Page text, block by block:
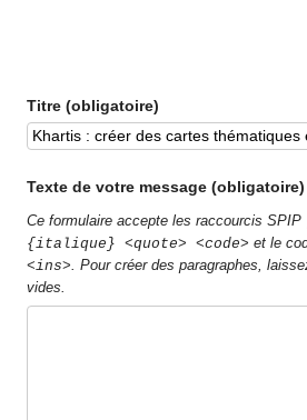
Titre (obligatoire)
Texte de votre message (obligatoire)
Ce formulaire accepte les raccourcis SPIP
{italique} <quote> <code> et le
<ins>. Pour créer des paragraphes,
vides.